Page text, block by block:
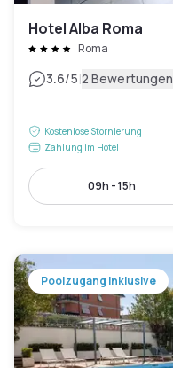
Hotel Alba Roma
Roma
3.6/5|2 Bewertungen
Kostenlose Stornierung
Zahlung im Hotel
09h - 15h
Poolzugang inklusive